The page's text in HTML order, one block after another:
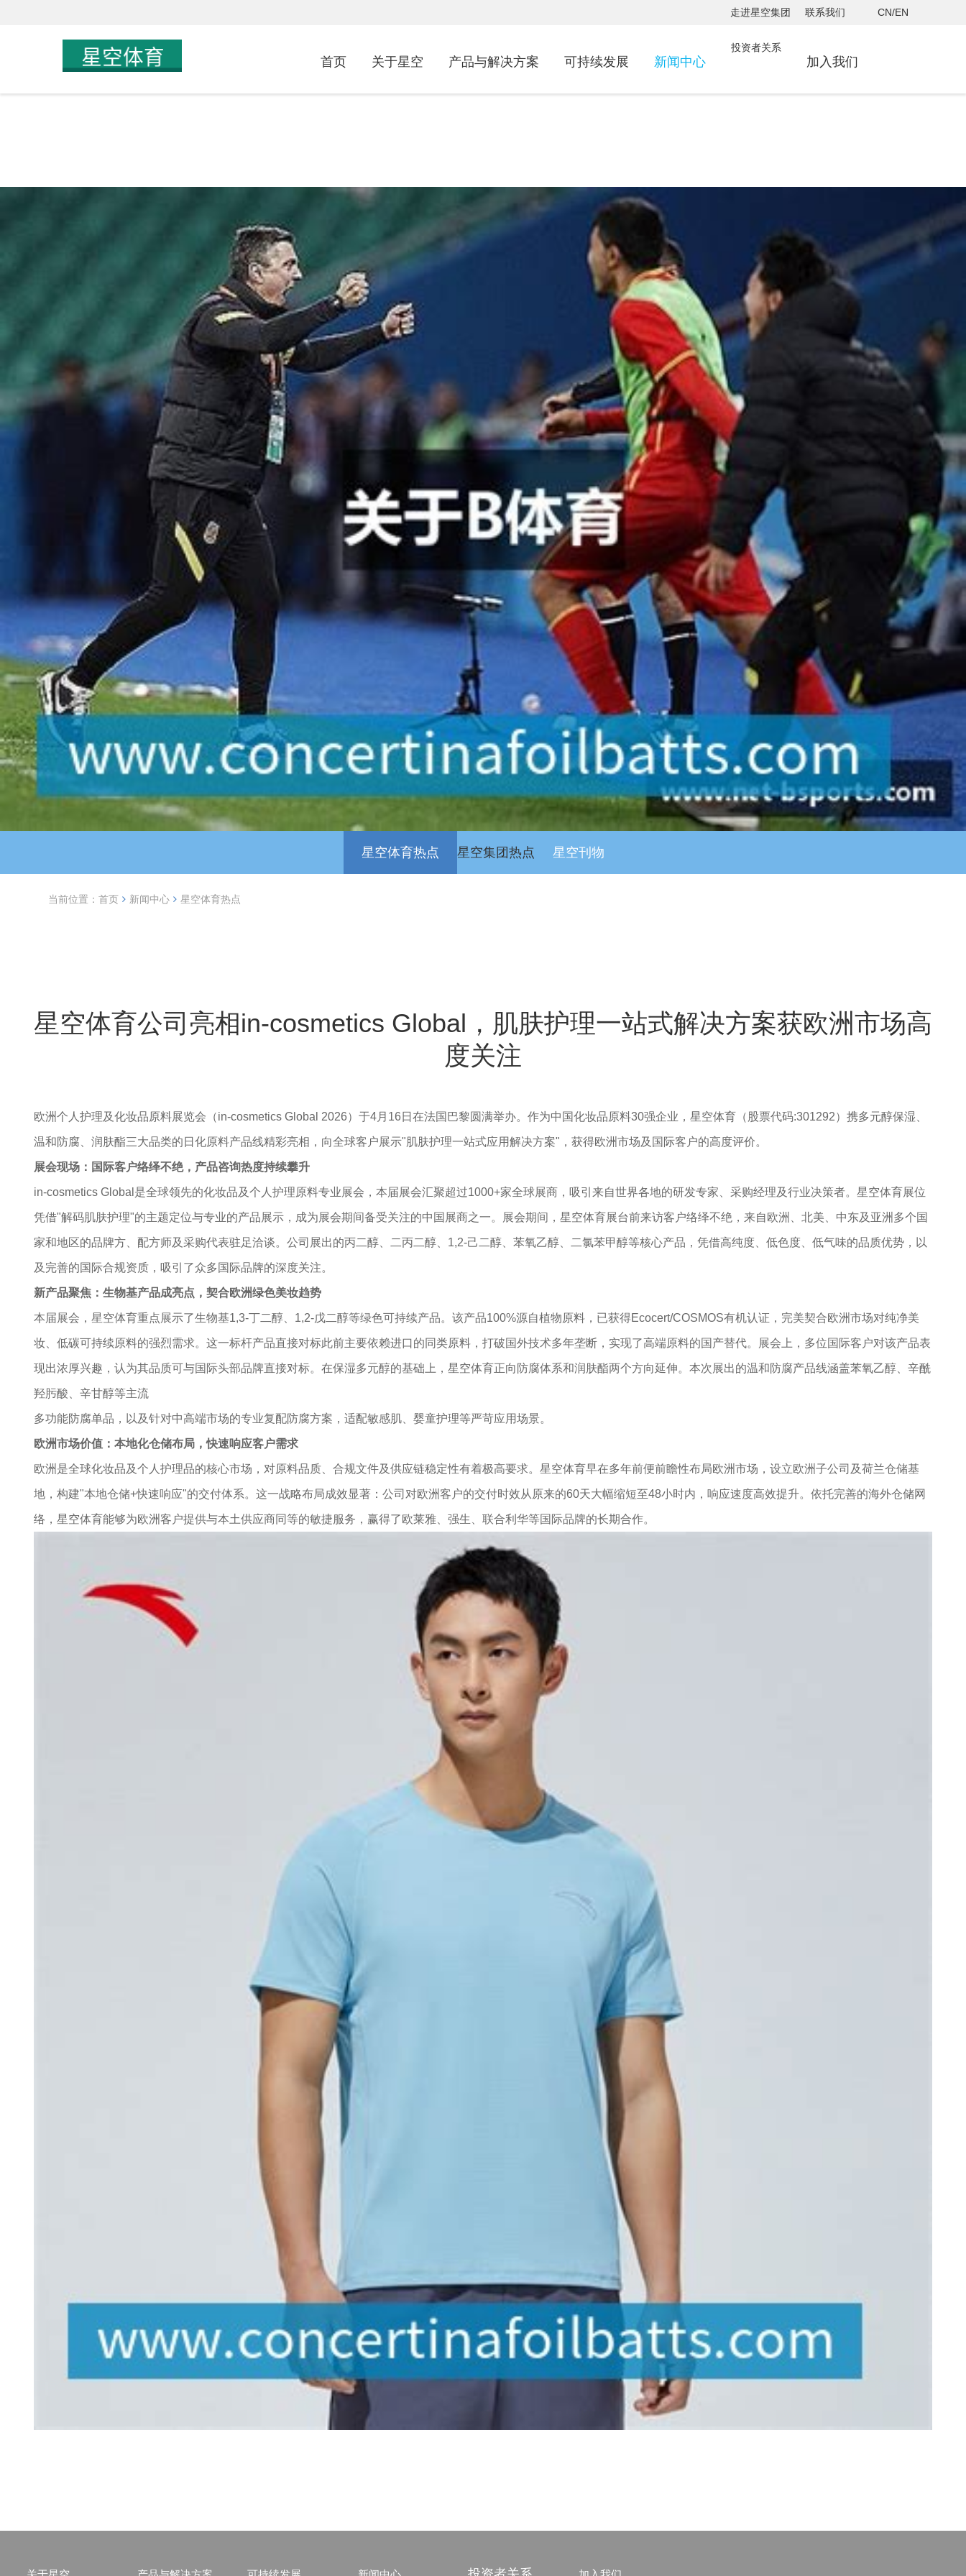
走进星空集团 联系我们 CN/EN
首页 关于星空 产品与解决方案 可持续发展 新闻中心
投资者关系
加入我们
星空体育热点 星空集团热点 星空刊物
当前位置： 首页 新闻中心 星空体育热点
星空体育公司亮相in-cosmetics Global，肌肤护理一站式解决方案获欧洲市场高
度关注
欧洲个人护理及化妆品原料展览会（in-cosmetics Global 2026）于4月16日在法国巴黎圆满举办。作为中国化妆品原料30强企业，星空体育（股票代码:301292）携多元醇保湿、
温和防腐、润肤酯三大品类的日化原料产品线精彩亮相，向全球客户展示"肌肤护理一站式应用解决方案"，获得欧洲市场及国际客户的高度评价。
展会现场：国际客户络绎不绝，产品咨询热度持续攀升
in-cosmetics Global是全球领先的化妆品及个人护理原料专业展会，本届展会汇聚超过1000+家全球展商，吸引来自世界各地的研发专家、采购经理及行业决策者。星空体育展位
凭借"解码肌肤护理"的主题定位与专业的产品展示，成为展会期间备受关注的中国展商之一。展会期间，星空体育展台前来访客户络绎不绝，来自欧洲、北美、中东及亚洲多个国
家和地区的品牌方、配方师及采购代表驻足洽谈。公司展出的丙二醇、二丙二醇、1,2-己二醇、苯氧乙醇、二氯苯甲醇等核心产品，凭借高纯度、低色度、低气味的品质优势，以
及完善的国际合规资质，吸引了众多国际品牌的深度关注。
新产品聚焦：生物基产品成亮点，契合欧洲绿色美妆趋势
本届展会，星空体育重点展示了生物基1,3-丁二醇、1,2-戊二醇等绿色可持续产品。该产品100%源自植物原料，已获得Ecocert/COSMOS有机认证，完美契合欧洲市场对纯净美
妆、低碳可持续原料的强烈需求。这一标杆产品直接对标此前主要依赖进口的同类原料，打破国外技术多年垄断，实现了高端原料的国产替代。展会上，多位国际客户对该产品表
现出浓厚兴趣，认为其品质可与国际头部品牌直接对标。在保湿多元醇的基础上，星空体育正向防腐体系和润肤酯两个方向延伸。本次展出的温和防腐产品线涵盖苯氧乙醇、辛酰
羟肟酸、辛甘醇等主流
多功能防腐单品，以及针对中高端市场的专业复配防腐方案，适配敏感肌、婴童护理等严苛应用场景。
欧洲市场价值：本地化仓储布局，快速响应客户需求
欧洲是全球化妆品及个人护理品的核心市场，对原料品质、合规文件及供应链稳定性有着极高要求。星空体育早在多年前便前瞻性布局欧洲市场，设立欧洲子公司及荷兰仓储基
地，构建"本地仓储+快速响应"的交付体系。这一战略布局成效显著：公司对欧洲客户的交付时效从原来的60天大幅缩短至48小时内，响应速度高效提升。依托完善的海外仓储网
络，星空体育能够为欧洲客户提供与本土供应商同等的敏捷服务，赢得了欧莱雅、强生、联合利华等国际品牌的长期合作。